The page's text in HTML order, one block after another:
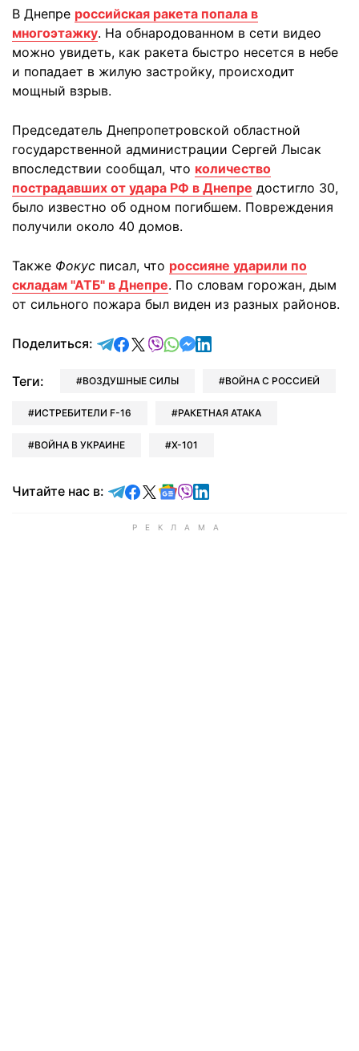
В Днепре российская ракета попала в
многоэтажку. На обнародованном в сети видео
можно увидеть, как ракета быстро несется в небе
и попадает в жилую застройку, происходит
мощный взрыв.
Председатель Днепропетровской областной
государственной администрации Сергей Лысак
впоследствии сообщал, что количество
пострадавших от удара РФ в Днепре достигло 30,
было известно об одном погибшем. Повреждения
получили около 40 домов.
Также Фокус писал, что россияне ударили по
складам "АТБ" в Днепре. По словам горожан, дым
от сильного пожара был виден из разных районов.
Поделиться: отправить в Telegram
поделиться в Facebook
поделиться в X
отправить в Viber
отправить в Whatsapp
отправить в Messenger
отправить в LinkedIn
Теги: ВОЗДУШНЫЕ СИЛЫ ВОЙНА С РОССИЕЙ
ИСТРЕБИТЕЛИ F-16 РАКЕТНАЯ АТАКА
ВОЙНА В УКРАИНЕ Х-101
Читайте нас в: Читайте в Telegram
Читайте в Facebook
Читайте в X
Читайте в Google news
Читайте в Viber
Читайте в LinkedIn